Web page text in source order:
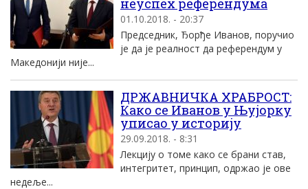
неуспех референдума
01.10.2018. - 20:37
Председник, Ђорђе Иванов, поручио
је да је реалност да референдум у
Македонији није...
ДРЖАВНИЧКА ХРАБРОСТ:
Како се Иванов у Њујорку
уписао у историју
29.09.2018. - 8:31
Лекцију о томе како се брани став,
интегритет, принцип, одржао је ове
недеље...